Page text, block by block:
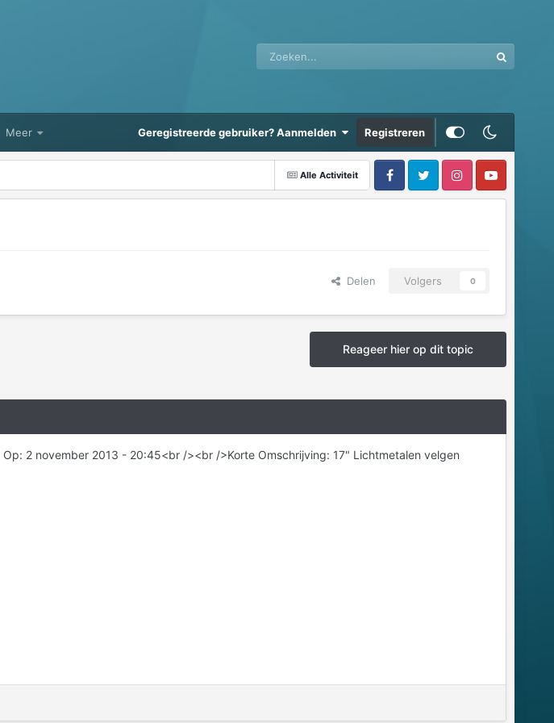
Meer Geregistreerde gebruiker? Aanmelden Registreren
Alle Activiteit
Delen Volgers 0
Reageer hier op dit topic
2 november 2013 - 20:45<br /><br />Korte Omschrijving: 17" Lichtmetalen velgen